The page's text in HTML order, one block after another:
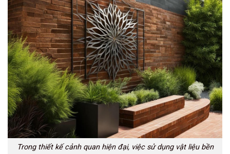
Trong thiết kế cảnh quan hiện đại, việc sử dụng vật liệu bền